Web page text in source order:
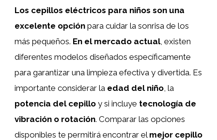
Los cepillos eléctricos para niños son una
excelente opción para cuidar la sonrisa de los
más pequeños. En el mercado actual, existen
diferentes modelos diseñados específicamente
para garantizar una limpieza efectiva y divertida. Es
importante considerar la edad del niño , la
potencia del cepillo y si incluye tecnología de
vibración o rotación. Comparar las opciones
disponibles te permitirá encontrar el mejor cepillo